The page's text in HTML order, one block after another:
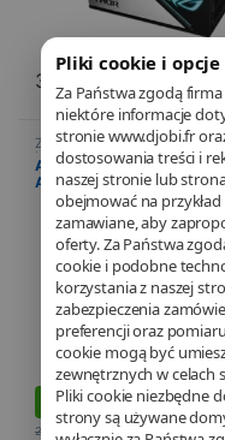
Pliki cookie i opcje
Za Państwa zgodą
niektóre informacje
stronie www.djobi.fr
dostosowania treści i
naszej stronie lub
obejmować na
zamawiane, aby
oferty. Za Państwa
cookie i podobne
korzystania z naszej
zabezpieczenia
preferencji oraz
cookie mogą być
zewnętrznych w celach
Pliki cookie niezbędne
strony są używane
387,39 €
Żywienie,Komponenty
komputerowe,Informatyka ,
PROMOTIONS
ASUS ROG Loki SFX-L –
Alimentation 850W
– 24-pin ATX – Blanc
12%
244,56 €